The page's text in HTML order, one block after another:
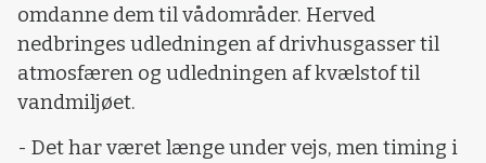
omdanne dem til vådområder. Herved
nedbringes udledningen af drivhusgasser til
atmosfæren og udledningen af kvælstof til
vandmiljøet.
- Det har været længe under vejs, men timing i